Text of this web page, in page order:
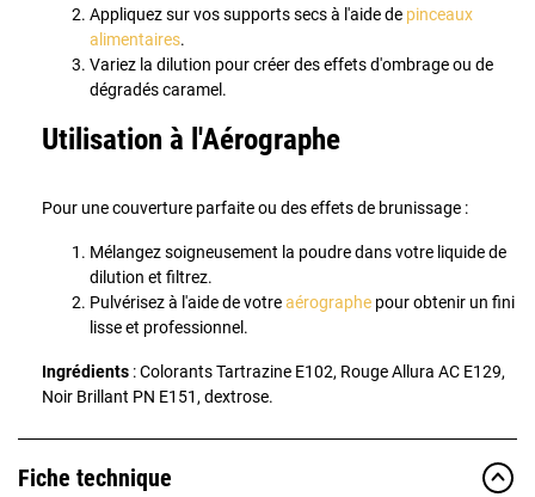
Appliquez sur vos supports secs à l'aide de pinceaux
alimentaires.
Variez la dilution pour créer des effets d'ombrage ou de
dégradés caramel.
Utilisation à l'Aérographe
Pour une couverture parfaite ou des effets de brunissage :
Mélangez soigneusement la poudre dans votre liquide de
dilution et filtrez.
Pulvérisez à l'aide de votreaérographe pour obtenir un fini
lisse et professionnel.
Ingrédients : Colorants Tartrazine E102, Rouge Allura AC E129,
Noir Brillant PN E151, dextrose.
Fiche technique